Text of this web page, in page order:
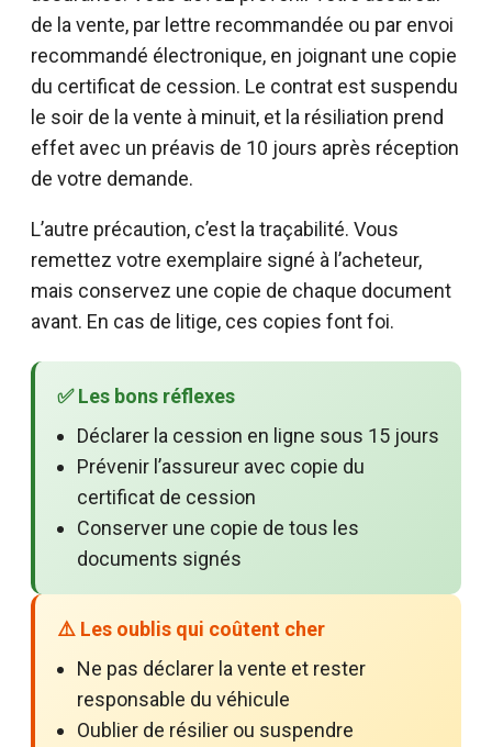
de la vente, par lettre recommandée ou par envoi
recommandé électronique, en joignant une copie
du certificat de cession. Le contrat est suspendu
le soir de la vente à minuit, et la résiliation prend
effet avec un préavis de 10 jours après réception
de votre demande.
L’autre précaution, c’est la traçabilité. Vous
remettez votre exemplaire signé à l’acheteur,
mais conservez une copie de chaque document
avant. En cas de litige, ces copies font foi.
✅ Les bons réflexes
Déclarer la cession en ligne sous 15 jours
Prévenir l’assureur avec copie du
certificat de cession
Conserver une copie de tous les
documents signés
⚠️ Les oublis qui coûtent cher
Ne pas déclarer la vente et rester
responsable du véhicule
Oublier de résilier ou suspendre